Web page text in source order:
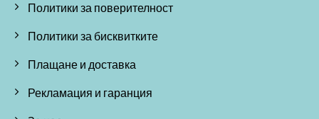
Политики за поверителност
Политики за бисквитките
Плащане и доставка
Рекламация и гаранция